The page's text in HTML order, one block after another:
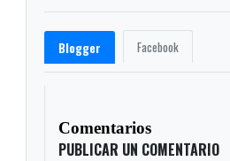
Blogger Facebook
Comentarios
PUBLICAR UN COMENTARIO